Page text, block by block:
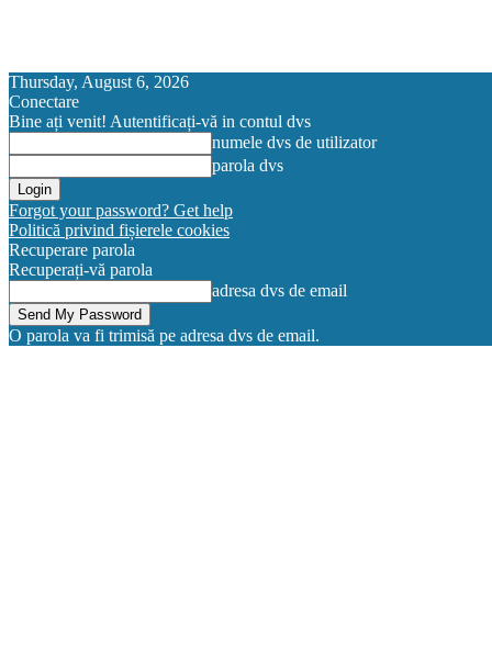
Thursday, August 6, 2026
Conectare
Bine ați venit! Autentificați-vă in contul dvs
numele dvs de utilizator
parola dvs
Forgot your password? Get help
Politică privind fișierele cookies
Recuperare parola
Recuperați-vă parola
adresa dvs de email
O parola va fi trimisă pe adresa dvs de email.